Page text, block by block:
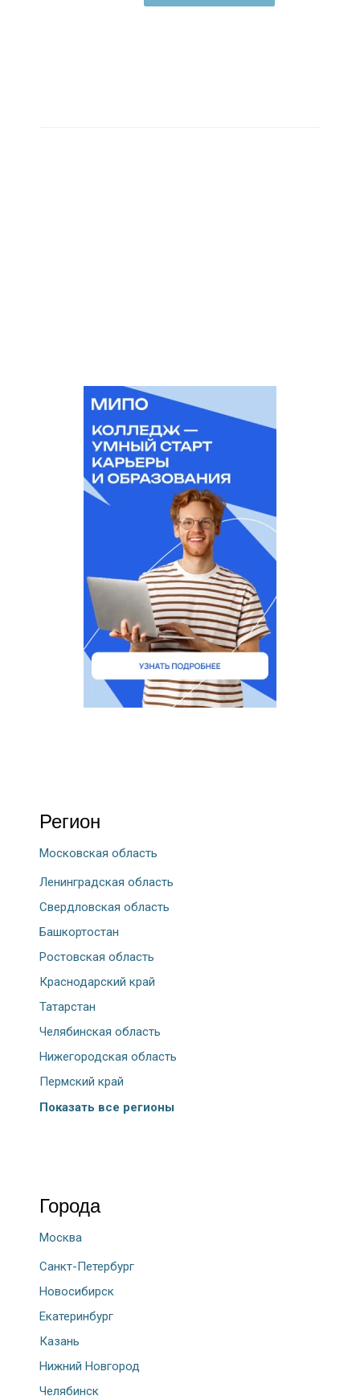
Регион
Московская область
Ленинградская область
Свердловская область
Башкортостан
Ростовская область
Краснодарский край
Татарстан
Челябинская область
Нижегородская область
Пермский край
Показать все регионы
Города
Москва
Санкт-Петербург
Новосибирск
Екатеринбург
Казань
Нижний Новгород
Челябинск